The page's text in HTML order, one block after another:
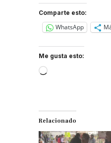
Comparte esto:
WhatsApp
Me gusta esto:
Loading…
Relacionado